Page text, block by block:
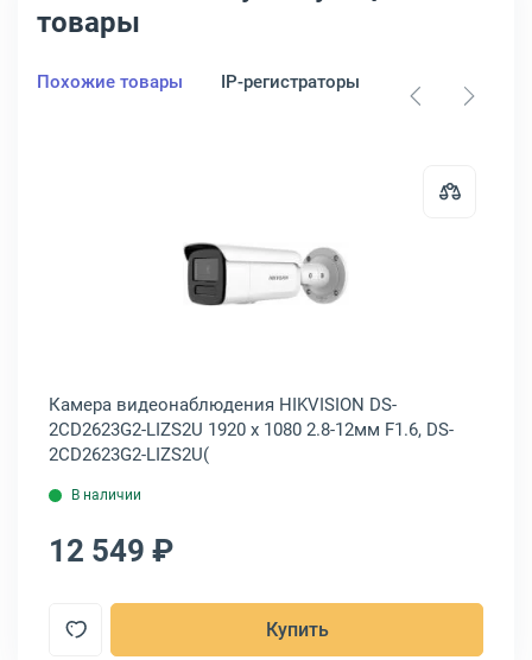
товары
Похожие товары IP-регистраторы
DS-2CD2T83G2-2I(2.8MM)
HIKVISION DS-2CD2743 2688 x 1520 2.8-12мм F1.6,
Открыть товар: Камера
Камера видеонаблюдения HIKVISION DS-
2CD2623G2-LIZS2U 1920 x 1080 2.8-12мм F1.6, DS-
2CD2623G2-LIZS2U(
В наличии
12 549 ₽
Купить